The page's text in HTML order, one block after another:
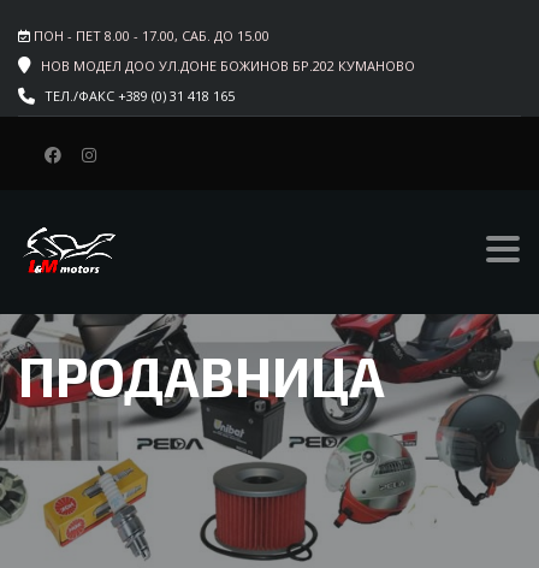
ПОН - ПЕТ 8.00 - 17.00, САБ. ДО 15.00
НОВ МОДЕЛ ДОО УЛ.ДОНЕ БОЖИНОВ БР.202 КУМАНОВО
ТЕЛ./ФАКС +389 (0) 31 418 165
ПРОДАВНИЦА